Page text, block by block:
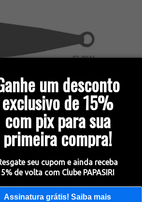
um desconto
exclusivo de 15%
com pix para sua
primeira compra!
seu cupom e ainda receba
5% de volta com Clube PAPASIRI
Assinatura grátis! Saiba mais